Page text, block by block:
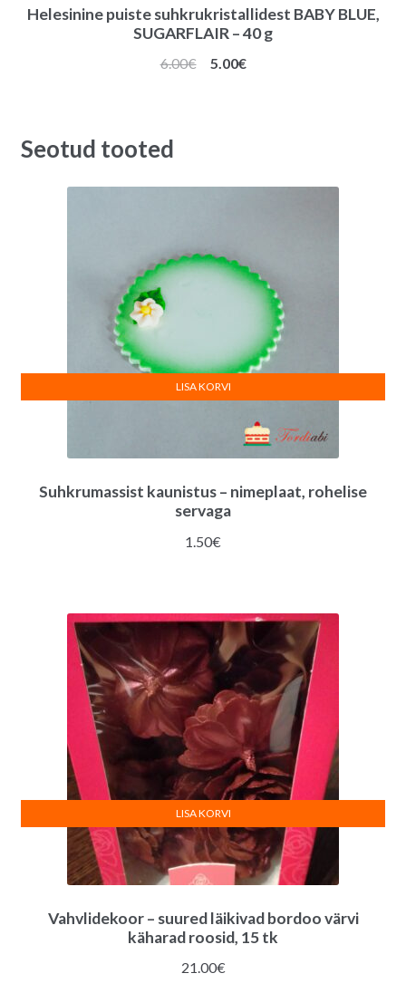
Helesinine puiste suhkrukristallidest BABY BLUE,
SUGARFLAIR – 40 g
6.00€
Algne
5.00€Praegune
Seotud tooted
Suhkrumassist kaunistus – nimeplaat, rohelise
servaga
1.50€
LISA KORVI
Vahvlidekoor – suured läikivad bordoo värvi
käharad roosid, 15 tk
21.00€
LISA KORVI